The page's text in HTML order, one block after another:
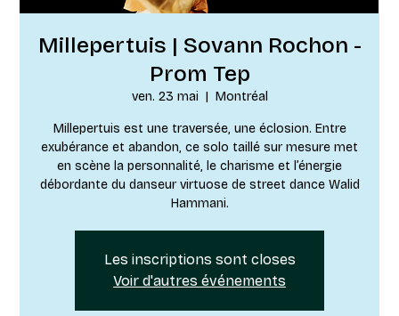
Millepertuis | Sovann Rochon -
Prom Tep
ven. 23 mai
  |
Montréal
Millepertuis est une traversée, une éclosion. Entre
exubérance et abandon, ce solo taillé sur mesure met
en scène la personnalité, le charisme et l’énergie
débordante du danseur virtuose de street dance Walid
Hammani.
Les inscriptions sont closes
Voir d'autres événements